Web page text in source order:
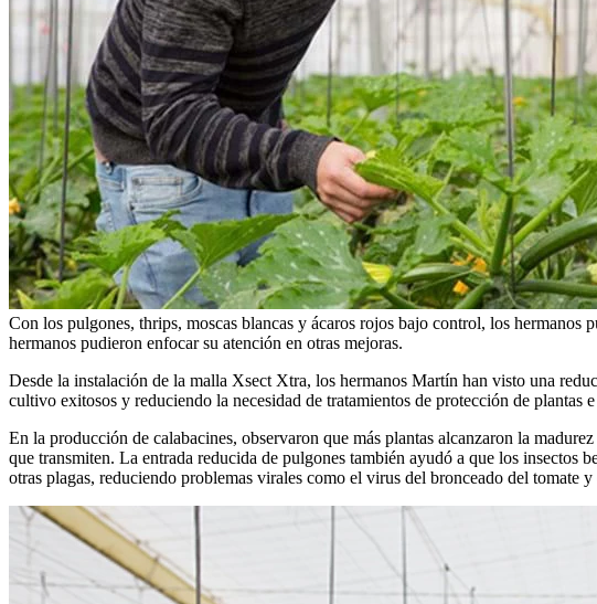
Con los pulgones, thrips, moscas blancas y ácaros rojos bajo control, los hermanos
hermanos pudieron enfocar su atención en otras mejoras.
Desde la instalación de la malla Xsect Xtra, los hermanos Martín han visto una
cultivo exitosos y reduciendo la necesidad de tratamientos de protección de plantas
En la producción de calabacines, observaron que más plantas alcanzaron la
que transmiten. La entrada reducida de pulgones también ayudó a que los
otras plagas, reduciendo problemas virales como el virus del bronceado del tomate